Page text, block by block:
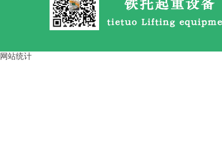
路桥龙门吊大车啃轨 的4步调整
网站统计